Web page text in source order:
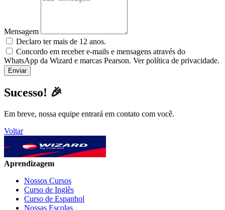
Mensagem
Declaro ter mais de 12 anos.
Concordo em receber e-mails e mensagens através do
WhatsApp da Wizard e marcas Pearson. Ver política de privacidade.
Sucesso! 🎉
Em breve, nossa equipe entrará em contato com você.
Voltar
Aprendizagem
Nossos Cursos
Curso de Inglês
Curso de Espanhol
Nossas Escolas